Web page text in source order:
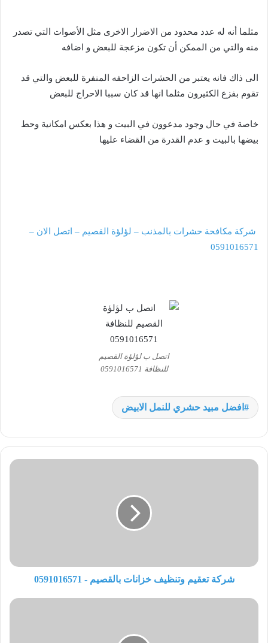
مثلما أنه له عدد محدود من الاضرار الاخرى مثل الأصوات التي تصدر
منه والتي من الممكن أن تكون مزعجة للبعض و اضافه
الى ذاك فانه يعتبر من الحشرات الزاحفه المنفرة للبعض والتي قد
تقوم بفزع الكثيرون مثلما انها قد كان سببا الاحراج للبعض
خاصة في حال وجود مدعوون في البيت و هذا بعكس امكانية وحط
بيضها بالبيت و عدم القدرة من القضاء عليها
شركة مكافحة حشرات بالمذنب – لؤلؤة القصيم – اتصل الان –
0591016571
اتصل ب لؤلؤة القصيم
للنظافة 0591016571
افضل مبيد حشري للنمل الابيض
شركة تعقيم وتنظيف خزانات بالقصيم - 0591016571